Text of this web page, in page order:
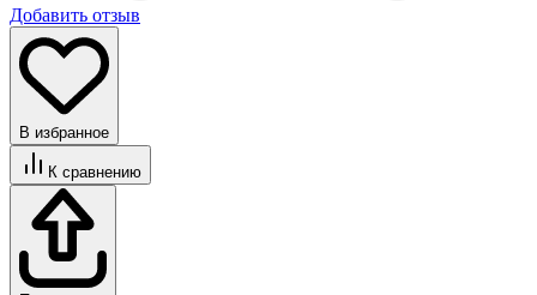
Добавить отзыв
В избранное
К сравнению